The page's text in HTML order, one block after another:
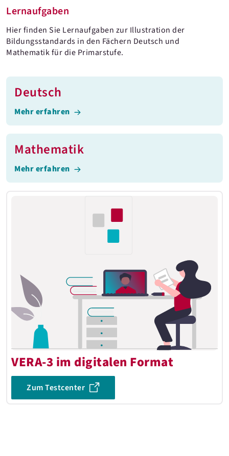
Lernaufgaben
Hier finden Sie Lernaufgaben zur Illustration der
Bildungsstandards in den Fächern Deutsch und
Mathematik für die Primarstufe.
Deutsch
Mehr erfahren
Mathematik
Mehr erfahren
VERA-3 im digitalen Format
Zum Testcenter